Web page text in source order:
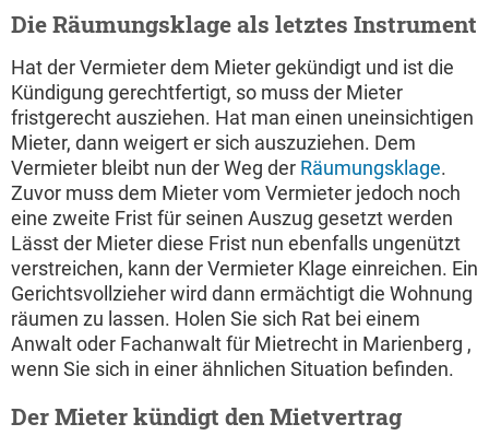
Die Räumungsklage als letztes Instrument
Hat der Vermieter dem Mieter gekündigt und ist die
Kündigung gerechtfertigt, so muss der Mieter
fristgerecht ausziehen. Hat man einen uneinsichtigen
Mieter, dann weigert er sich auszuziehen. Dem
Vermieter bleibt nun der Weg der Räumungsklage.
Zuvor muss dem Mieter vom Vermieter jedoch noch
eine zweite Frist für seinen Auszug gesetzt werden
Lässt der Mieter diese Frist nun ebenfalls ungenützt
verstreichen, kann der Vermieter Klage einreichen. Ein
Gerichtsvollzieher wird dann ermächtigt die Wohnung
räumen zu lassen. Holen Sie sich Rat bei einem
Anwalt oder Fachanwalt für Mietrecht in Marienberg ,
wenn Sie sich in einer ähnlichen Situation befinden.
Der Mieter kündigt den Mietvertrag